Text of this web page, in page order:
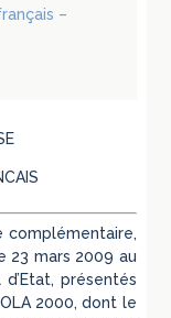
–
complémentaire,
23 mars 2009 au
présentés
2000, dont le